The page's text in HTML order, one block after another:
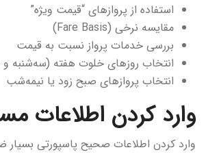
استفاده از پروازهای “قیمت ویژه”
مقایسه نرخی (Fare Basis)
بررسی خدمات پرواز نسبت به قیمت
انتخاب روزهای خلوت هفته (سه‌شنبه و
انتخاب پروازهای صبح زود یا نیمه‌شب
وارد کردن اطلاعات
وارد کردن اطلاعات صحیح پاسپورتی